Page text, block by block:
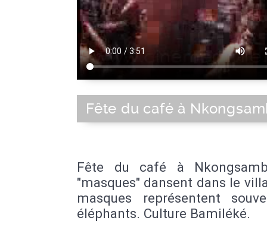
Fête du café à
Fête du café à
"masques" dansent dans le
masques représentent
éléphants. Culture Bamiléké.